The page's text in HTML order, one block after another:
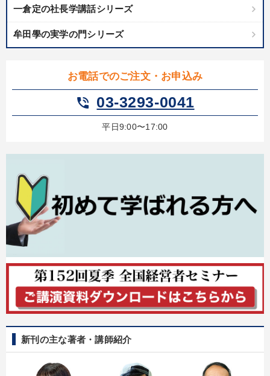
一倉定の社長学講話シリーズ
牟田學の実学の門シリーズ
お電話でのご注文・お申込み
phone_in_talk 03-3293-0041
平日9:00〜17:00
新刊の主な著者・講師紹介